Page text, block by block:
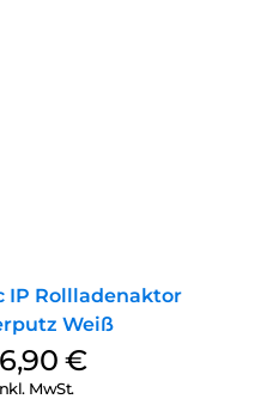
IP Rollladenaktor
Weiß
€
MwSt.